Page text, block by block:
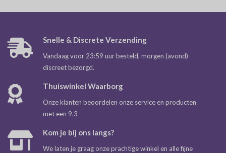
Snelle & Discrete Verzending
Vandaag voor 23:59 uur besteld, morgen (avond)
discreet bezorgd.
Thuiswinkel Waarborg
Onze klanten beoordelen onze service en producten
met een 9.3
Kom je bij ons langs?
We laten je graag onze prachtige winkel en alle fijne